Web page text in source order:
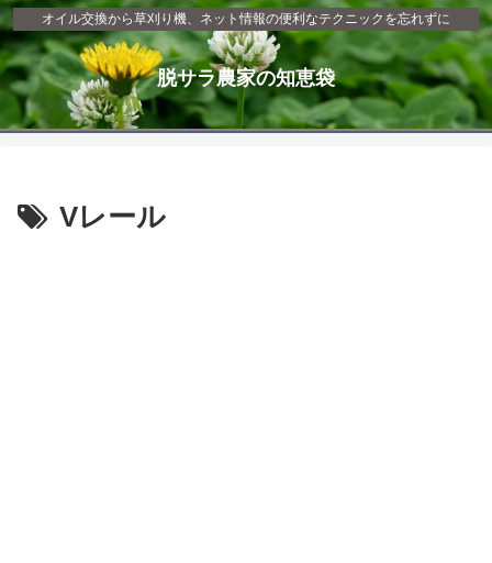
オイル交換から草刈り機、ネット情報の便利なテクニックを忘れずに
脱サラ農家の知恵袋
Vレール